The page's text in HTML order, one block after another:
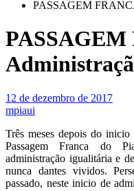
PASSAGEM
12 de dezembro de 2017
mpiaui
Três meses depois do
Passagem Franca do
administração igualitária e
nunca dantes vividos.
passado, neste inicio de